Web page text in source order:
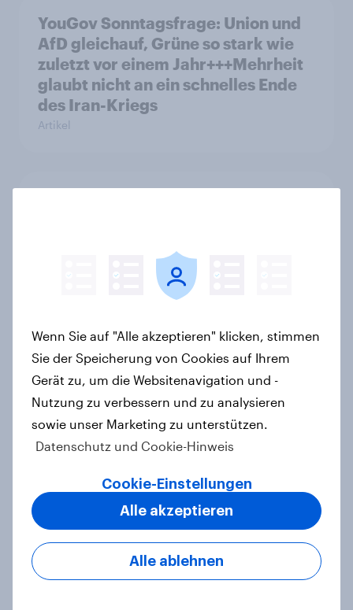
YouGov Sonntagsfrage: Union und
AfD gleichauf, Grüne so stark wie
zuletzt vor einem Jahr+++Mehrheit
glaubt nicht an ein schnelles Ende
des Iran-Kriegs
Artikel
nicht, ob sie schon gleichgestellt
sind
Landtagswahl Baden-Württemberg
2026: Wirtschaft, Zuwanderung,
Wohnen sind die wichtigsten
Themen – CDU überzeugt als Partei,
Zeitenwende 2.0 – Wie
Europäerinnen und Europäer die
Wenn Sie auf "Alle akzeptieren" klicken, stimmen
Sie der Speicherung von Cookies auf Ihrem
Gerät zu, um die Websitenavigation und -
Nutzung zu verbessern und zu analysieren
sowie unser Marketing zu unterstützen.
Datenschutz und Cookie-Hinweis
Cookie-Einstellungen
Alle ablehnen
Alle akzeptieren